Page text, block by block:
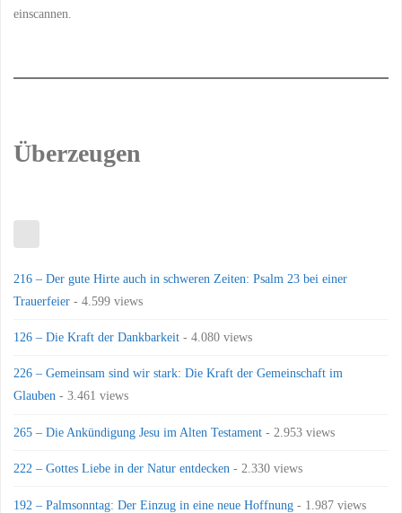
einscannen.
Überzeugen
216 – Der gute Hirte auch in schweren Zeiten: Psalm 23 bei einer
Trauerfeier - 4.599 views
126 – Die Kraft der Dankbarkeit - 4.080 views
226 – Gemeinsam sind wir stark: Die Kraft der Gemeinschaft im
Glauben - 3.461 views
265 – Die Ankündigung Jesu im Alten Testament - 2.953 views
222 – Gottes Liebe in der Natur entdecken - 2.330 views
192 – Palmsonntag: Der Einzug in eine neue Hoffnung - 1.987 views